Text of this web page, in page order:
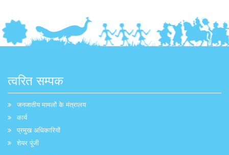
त्वरित सम्पक
जनजातीय मामलों के मंत्रालय
कार्य
प्रमुख अधिकारियों
शेयर पूंजी